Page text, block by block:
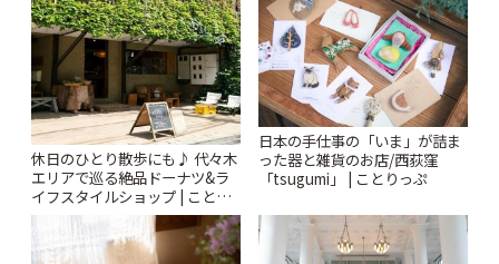
休日のひとり散歩にも♪ 代々木
エリアで巡る絶品ドーナツ&ラ
イフスタイルショップ | ことり
っぷ
日本の手仕事の「いま」が詰ま
った器と雑貨のお店/西荻窪
「tsugumi」 | ことりっぷ